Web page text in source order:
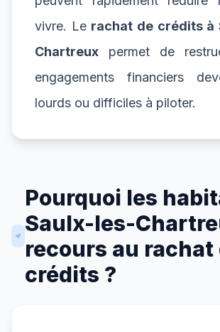
vivre. Le rachat de crédits à
Chartreux permet de
engagements financiers
lourds ou difficiles à piloter.
Pourquoi les
Saulx-les-
recours au rachat
crédits ?